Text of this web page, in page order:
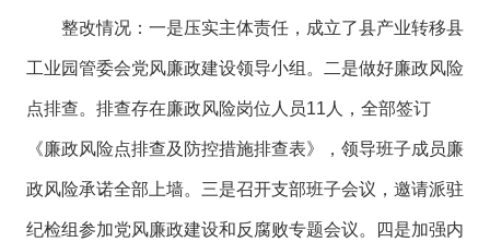
整改情况：一是压实主体责任，成立了县产业转移县
工业园管委会党风廉政建设领导小组。二是做好廉政风险
点排查。排查存在廉政风险岗位人员11人，全部签订
《廉政风险点排查及防控措施排查表》，领导班子成员廉
政风险承诺全部上墙。三是召开支部班子会议，邀请派驻
纪检组参加党风廉政建设和反腐败专题会议。四是加强内